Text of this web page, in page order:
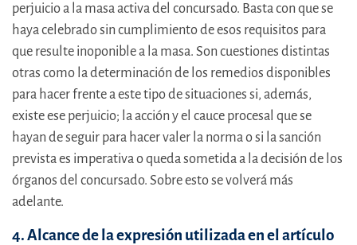
perjuicio a la masa activa del concursado. Basta con que se
haya celebrado sin cumplimiento de esos requisitos para
que resulte inoponible a la masa. Son cuestiones distintas
otras como la determinación de los remedios disponibles
para hacer frente a este tipo de situaciones si, además,
existe ese perjuicio; la acción y el cauce procesal que se
hayan de seguir para hacer valer la norma o si la sanción
prevista es imperativa o queda sometida a la decisión de los
órganos del concursado. Sobre esto se volverá más
adelante.
4. Alcance de la expresión utilizada en el artículo